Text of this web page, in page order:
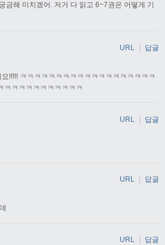
금해 미치겠어. 저거 다 읽고 6~7권은 어떻게 기
!!!!! ㅋㅋㅋㅋㅋㅋㅋㅋㅋㅋㅋㅋㅋㅋㅋㅋㅋㅋㅋ
ㅋㅋㅋㅋㅋㅋㅋㅋㅋㅋㅋ
URL | 답글
URL | 답글
URL 답글
URL 답글